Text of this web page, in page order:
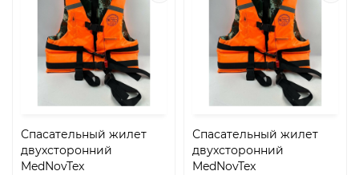
Спасательный жилет
двухсторонний
MedNovTex
Спасательный жилет
двухсторонний
MedNovTex